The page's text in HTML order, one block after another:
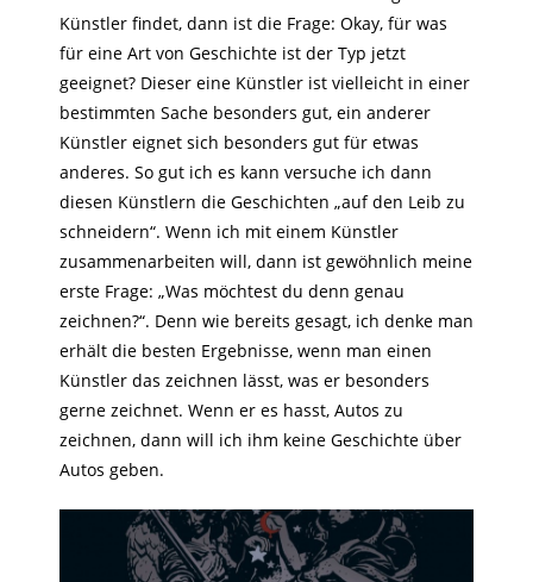
Künstler findet, dann ist die Frage: Okay, für was
für eine Art von Geschichte ist der Typ jetzt
geeignet? Dieser eine Künstler ist vielleicht in einer
bestimmten Sache besonders gut, ein anderer
Künstler eignet sich besonders gut für etwas
anderes. So gut ich es kann versuche ich dann
diesen Künstlern die Geschichten „auf den Leib zu
schneidern“. Wenn ich mit einem Künstler
zusammenarbeiten will, dann ist gewöhnlich meine
erste Frage: „Was möchtest du denn genau
zeichnen?“. Denn wie bereits gesagt, ich denke man
erhält die besten Ergebnisse, wenn man einen
Künstler das zeichnen lässt, was er besonders
gerne zeichnet. Wenn er es hasst, Autos zu
zeichnen, dann will ich ihm keine Geschichte über
Autos geben.